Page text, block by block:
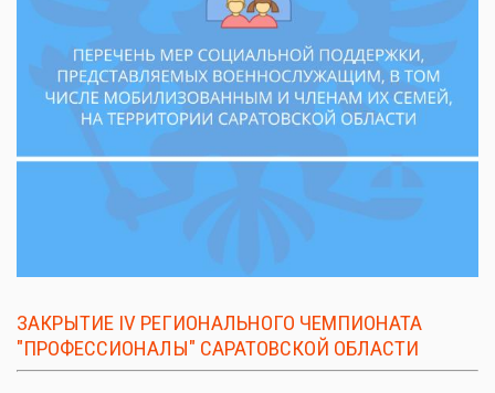
ЗАКРЫТИЕ IV РЕГИОНАЛЬНОГО ЧЕМПИОНАТА
"ПРОФЕССИОНАЛЫ" САРАТОВСКОЙ ОБЛАСТИ